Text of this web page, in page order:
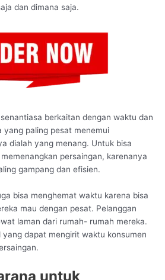
dan dimana saja.
berkaitan dengan waktu dan
yang paling pesat menemui
dialah yang menang. Untuk bisa
persaingan, karenanya
gampang dan efisien.
bisa menghemat waktu karena bisa
mau dengan pesat. Pelanggan
laman dari rumah- rumah mereka.
yang dapat mengirit waktu konsumen
untuk